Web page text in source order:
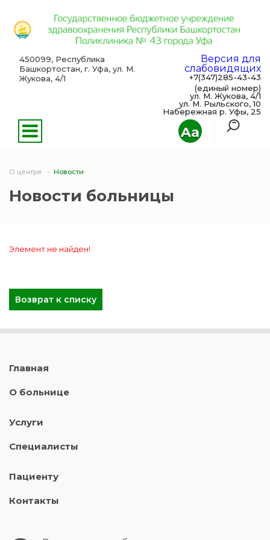
Aa
450099, Республика
Башкортостан, г. Уфа, ул. М.
Жукова, 4/1
Версия для
слабовидящих
+7(347)285-43-43
(единый номер)
ул. М. Жукова, 4/1
ул. М. Рыльского, 10
Набережная р. Уфы, 25
О центре Новости
Новости больницы
Элемент не найден!
Возврат к списку
Главная
О больнице
Услуги
Специалисты
Пациенту
Контакты